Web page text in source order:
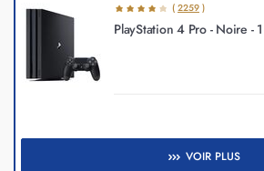
( 2259 )
PlayStation 4 Pro - Noire -
VOIR PLUS